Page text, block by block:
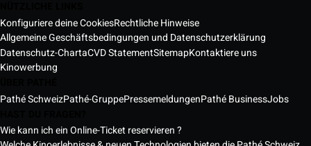
Konfiguriere deine CookiesRechtliche Hinweise
Allgemeine Geschäftsbedingungen und Datenschutzerklärung
Datenschutz-ChartaCVD StatementSitemapKontaktiere uns
Kinowerbung
Pathé SchweizPathé-GruppePressemeldungenPathé BusinessJobs
Wie kann ich ein Online-Ticket reservieren ?